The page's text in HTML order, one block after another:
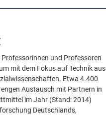
und Professoren
mit dem Fokus auf Technik aus
Etwa 4.400
Austausch mit Partnern in
im Jahr (Stand: 2014)
Deutschlands,